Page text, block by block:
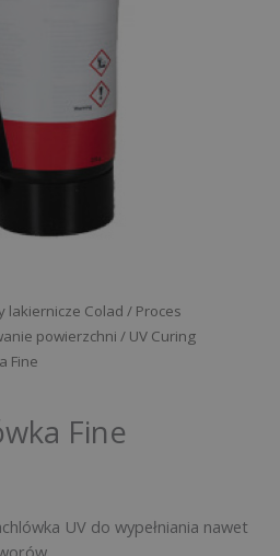
lakiernicze Colad / Proces
powierzchni / UV Curing
Fine
Fine
UV do wypełniania nawet